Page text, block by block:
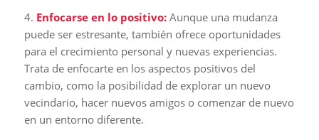
4. Enfocarse en lo positivo:Aunque una mudanza
puede ser estresante, también ofrece oportunidades
para el crecimiento personal y nuevas experiencias.
Trata de enfocarte en los aspectos positivos del
cambio, como la posibilidad de explorar un nuevo
vecindario, hacer nuevos amigos o comenzar de nuevo
en un entorno diferente.